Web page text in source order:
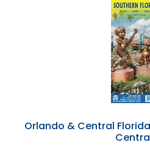
Orlando & Central